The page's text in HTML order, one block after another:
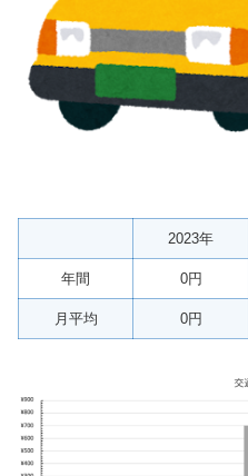
2023年
年間 0円
月平均 0円